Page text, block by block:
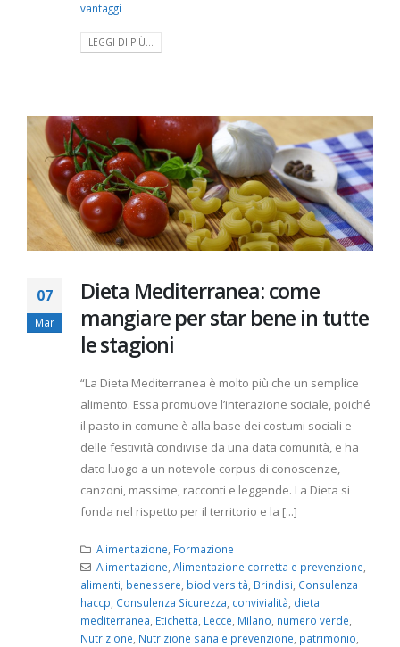
vantaggi
LEGGI DI PIÙ...
07
Mar
Dieta Mediterranea: come
mangiare per star bene in tutte
le stagioni
“La Dieta Mediterranea è molto più che un semplice
alimento. Essa promuove l’interazione sociale, poiché
il pasto in comune è alla base dei costumi sociali e
delle festività condivise da una data comunità, e ha
dato luogo a un notevole corpus di conoscenze,
canzoni, massime, racconti e leggende. La Dieta si
fonda nel rispetto per il territorio e la [...]
Alimentazione, Formazione
Alimentazione, Alimentazione corretta e prevenzione,
alimenti, benessere, biodiversità, Brindisi, Consulenza
haccp, Consulenza Sicurezza, convivialità, dieta
mediterranea, Etichetta, Lecce, Milano, numero verde,
Nutrizione, Nutrizione sana e prevenzione, patrimonio,